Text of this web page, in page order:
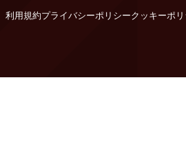
利用規約プライバシーポリシークッキーポ